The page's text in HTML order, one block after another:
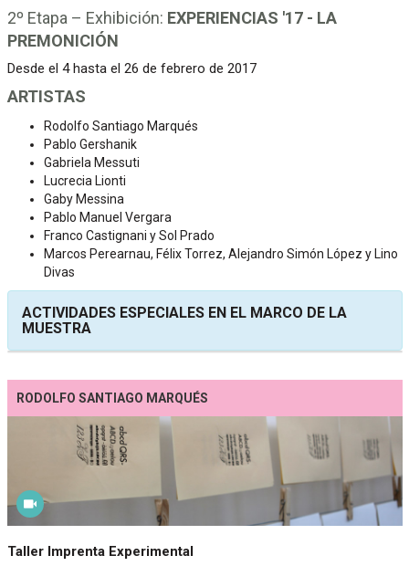
2º Etapa – Exhibición: EXPERIENCIAS '17 - LA
PREMONICIÓN
Desde el 4 hasta el 26 de febrero de 2017
ARTISTAS
Rodolfo Santiago Marqués
Pablo Gershanik
Gabriela Messuti
Lucrecia Lionti
Gaby Messina
Pablo Manuel Vergara
Franco Castignani y Sol Prado
Marcos Perearnau, Félix Torrez, Alejandro Simón López y Lino
Divas
ACTIVIDADES ESPECIALES EN EL MARCO DE LA
MUESTRA
RODOLFO SANTIAGO MARQUÉS
Taller Imprenta Experimental